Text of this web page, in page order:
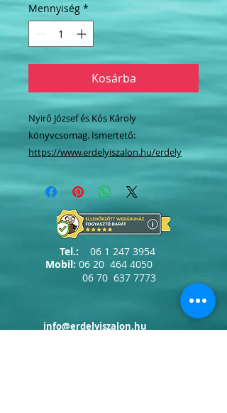
Mennyiség *
Kosárba
Nyirő József és Kós Károly
könyvcsomag. Ismertető:
https://www.erdelyiszalon.hu/erdely
Tel.: 06 1 247 3954
Mobil: 06 20 464 4050
06 70 637 7773
info@erdelyiszalon.hu